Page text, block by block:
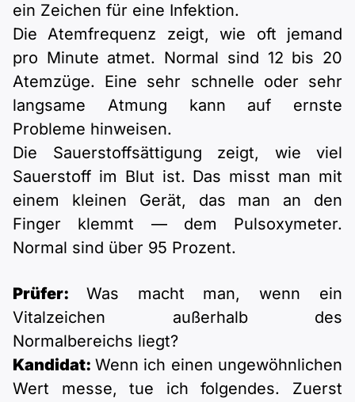
ein Zeichen für eine Infektion.
Die Atemfrequenz zeigt, wie oft jemand
pro Minute atmet. Normal sind 12 bis 20
Atemzüge. Eine sehr schnelle oder sehr
langsame Atmung kann auf ernste
Probleme hinweisen.
Die Sauerstoffsättigung zeigt, wie viel
Sauerstoff im Blut ist. Das misst man mit
einem kleinen Gerät, das man an den
Finger klemmt — dem Pulsoxymeter.
Normal sind über 95 Prozent.
Prüfer: Was macht man, wenn ein
Vitalzeichen außerhalb des
Normalbereichs liegt?
Kandidat: Wenn ich einen ungewöhnlichen
Wert messe, tue ich folgendes. Zuerst